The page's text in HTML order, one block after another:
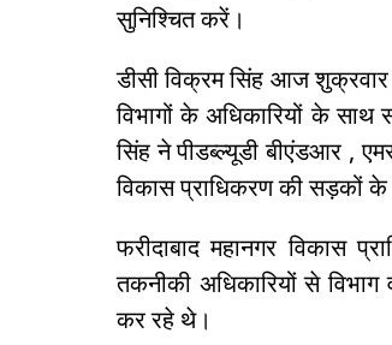
सुनिश्चित करें।
डीसी विक्रम सिंह आज शुक्रवार
विभागों के अधिकारियों के साथ
सिंह ने पीडब्ल्यूडी बीएंडआर ,
विकास प्राधिकरण की सड़कों के
फरीदाबाद महानगर विकास
तकनीकी अधिकारियों से
कर रहे थे।